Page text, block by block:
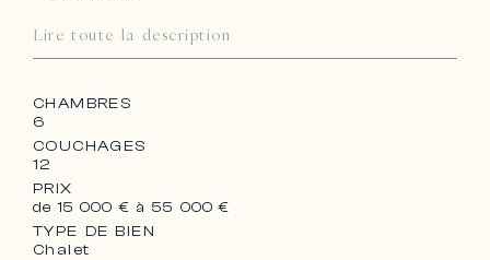
Lire toute la description
CHAMBRES
6
COUCHAGES
12
PRIX
de 15 000 € à 55 000 €
TYPE DE BIEN
Chalet